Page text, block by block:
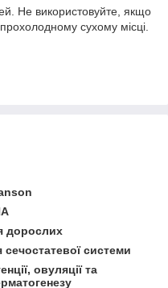
Не використовуйте, якщо
сухому місці.
дорослих
сечостатевої системи
овуляції та